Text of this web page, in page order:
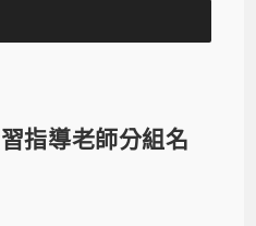
指導老師分組名